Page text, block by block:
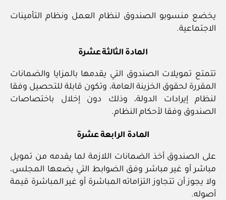
يخضع منسوبو الصندوق لنظام العمل ونظام التأمينات
الاجتماعية.
المادة الثالثة عشرة
تتمتع تمويلات الصندوق التي يقدمها بالمزايا والضمانات
المقررة لحقوق الخزينة العامة، وتكون قابلة للتحصيل وفقا
لنظام إيرادات الدولة، وذلك دون إخلال باختصاصات
الصندوق وفقا لأحكام النظام.
المادة الرابعة عشرة
على الصندوق أخذ الضمانات اللازمة لما يقدمه من تمويل
مباشر أو غير مباشر وفق الضوابط التي يضعها المجلس،
ولا يجوز أن تتجاوز التزاماته المباشرة أو غير المباشرة قيمة
أصوله.